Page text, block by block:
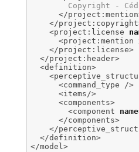
Copyright -
</project:mention
</project:copyright
<project:license
<project:mention
</project:license>
</project:header>
<definition>
<command_type
/>
<items/>
<components>
<component
name
</components>
</
</definition>
</model>